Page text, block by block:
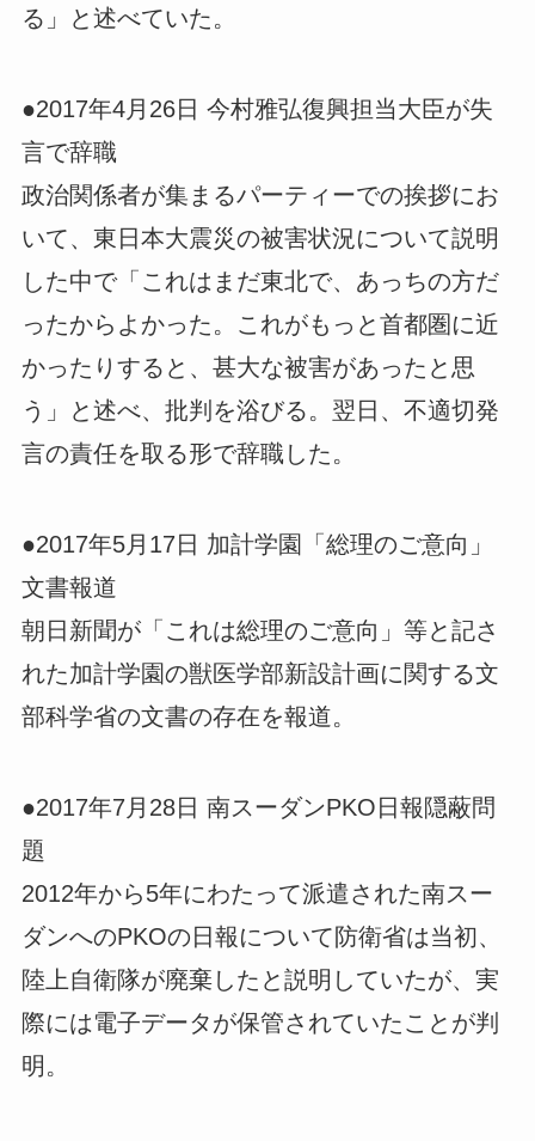
る」と述べていた。
●2017年4月26日 今村雅弘復興担当大臣が失
言で辞職
政治関係者が集まるパーティーでの挨拶にお
いて、東日本大震災の被害状況について説明
した中で「これはまだ東北で、あっちの方だ
ったからよかった。これがもっと首都圏に近
かったりすると、甚大な被害があったと思
う」と述べ、批判を浴びる。翌日、不適切発
言の責任を取る形で辞職した。
●2017年5月17日 加計学園「総理のご意向」
文書報道
朝日新聞が「これは総理のご意向」等と記さ
れた加計学園の獣医学部新設計画に関する文
部科学省の文書の存在を報道。
●2017年7月28日 南スーダンPKO日報隠蔽問
題
2012年から5年にわたって派遣された南スー
ダンへのPKOの日報について防衛省は当初、
陸上自衛隊が廃棄したと説明していたが、実
際には電子データが保管されていたことが判
明。